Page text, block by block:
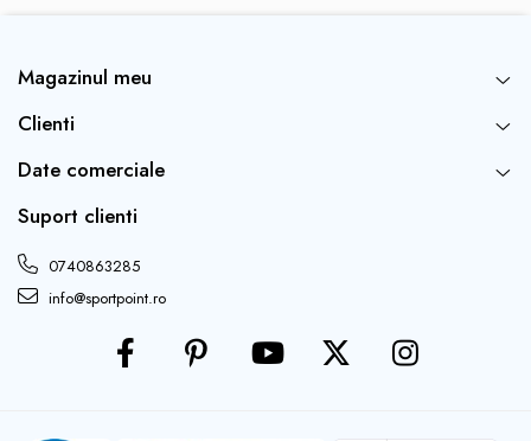
Magazinul meu
Clienti
Date comerciale
Suport clienti
0740863285
info@sportpoint.ro